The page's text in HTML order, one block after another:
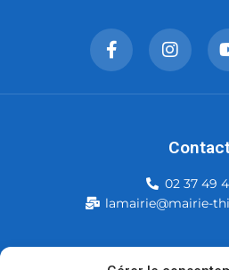
Mairie de
02 37 49
lamairie@mairie-